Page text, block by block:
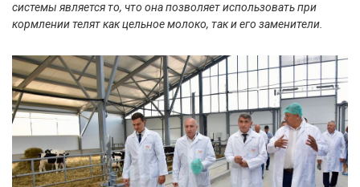
системы является то, что она позволяет использовать при
кормлении телят как цельное молоко, так и его заменители.